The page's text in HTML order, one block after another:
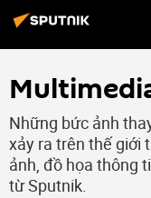
Những bức ảnh
xảy ra trên thế giới
ảnh, đồ họa thông
từ Sputnik.